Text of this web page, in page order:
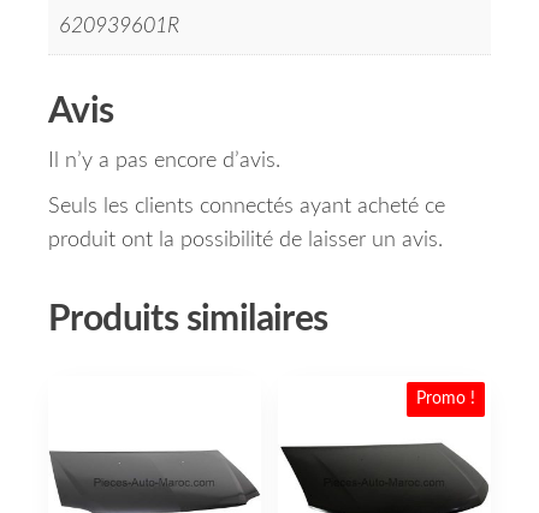
620939601R
Avis
Il n’y a pas encore d’avis.
Seuls les clients connectés ayant acheté ce
produit ont la possibilité de laisser un avis.
Produits similaires
Promo !